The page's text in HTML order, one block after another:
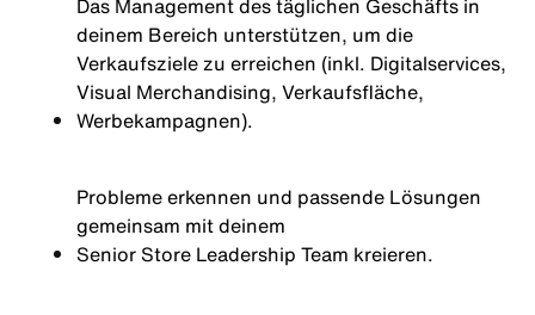
Das Management des täglichen Geschäfts in
deinem Bereich unterstützen, um die
Verkaufsziele zu erreichen (inkl. Digitalservices,
Visual Merchandising, Verkaufsfläche,
Werbekampagnen).
Probleme erkennen und passende Lösungen
gemeinsam mit deinem
SeniorStore Leadership Team kreieren.